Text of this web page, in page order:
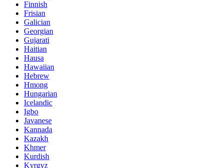
Finnish
Frisian
Galician
Georgian
Gujarati
Haitian
Hausa
Hawaiian
Hebrew
Hmong
Hungarian
Icelandic
Igbo
Javanese
Kannada
Kazakh
Khmer
Kurdish
Kyrgyz